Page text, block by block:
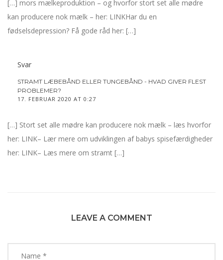
[…] mors mælkeproduktion – og hvorfor stort set alle mødre
kan producere nok mælk – her: LINKHar du en
fødselsdepression? Få gode råd her: […]
Svar
STRAMT LÆBEBÅND ELLER TUNGEBÅND - HVAD GIVER FLEST
PROBLEMER?
17. FEBRUAR 2020 AT 0:27
[…] Stort set alle mødre kan producere nok mælk – læs hvorfor
her: LINK– Lær mere om udviklingen af babys spisefærdigheder
her: LINK– Læs mere om stramt […]
LEAVE A COMMENT